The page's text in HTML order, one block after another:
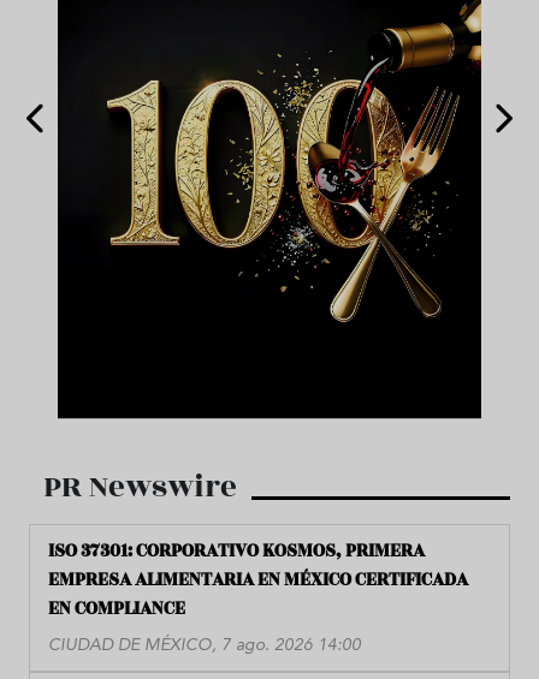
PR Newswire
ISO 37301: CORPORATIVO KOSMOS, PRIMERA
EMPRESA ALIMENTARIA EN MÉXICO CERTIFICADA
EN COMPLIANCE
CIUDAD DE MÉXICO, 7 ago. 2026 14:00